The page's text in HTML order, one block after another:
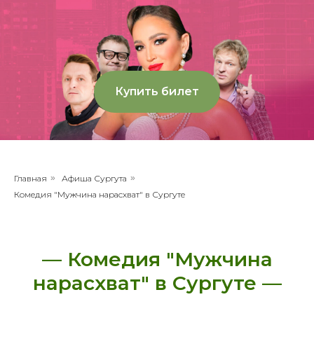
Купить билет
Главная » Афиша Сургута »
Комедия "Мужчина нарасхват" в Сургуте
— Комедия "Мужчина
нарасхват" в Сургуте —